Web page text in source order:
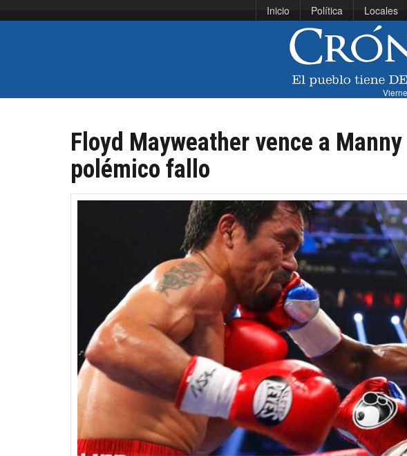
Inicio Política Locales
Floyd Mayweather vence a
polémico fallo